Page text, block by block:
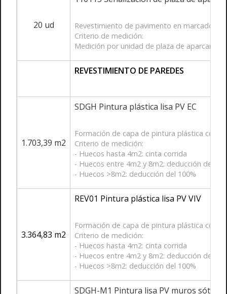
20 ud
Revestimiento de pavimento en marcado y
Criterio de medición:
Medición por unidad de plaza de
REVESTIMIENTO DE PAREDES
1.703,39 m2
SDGH Pintura plástica lisa PV EC
Formación de capa de pintura plástica con
Criterio de medición:
- Huecos hasta 4m2: cinta corrida
- Huecos entre 4m2 y 8m2: deducción del
- Huecos >8m2: deducción del 100%
3.364,83 m2
REV01 Pintura plástica lisa PV VIV
Formación de capa de pintura plástica con
Criterio de medición:
- Huecos hasta 4m2: cinta corrida
- Huecos entre 4m2 y 8m2: deducción del
- Huecos >8m2: deducción del 100%
SDGH-M1 Pintura lisa PV muros sótano